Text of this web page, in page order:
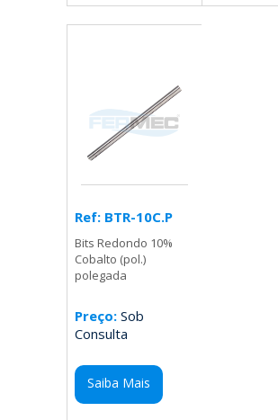
Ref: BTR-10C.P
Bits Redondo 10%
Cobalto (pol.)
polegada
Preço: Sob
Consulta
Saiba Mais